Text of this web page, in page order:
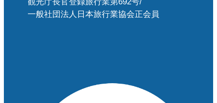
一般社団法人日本旅行業協会正会員